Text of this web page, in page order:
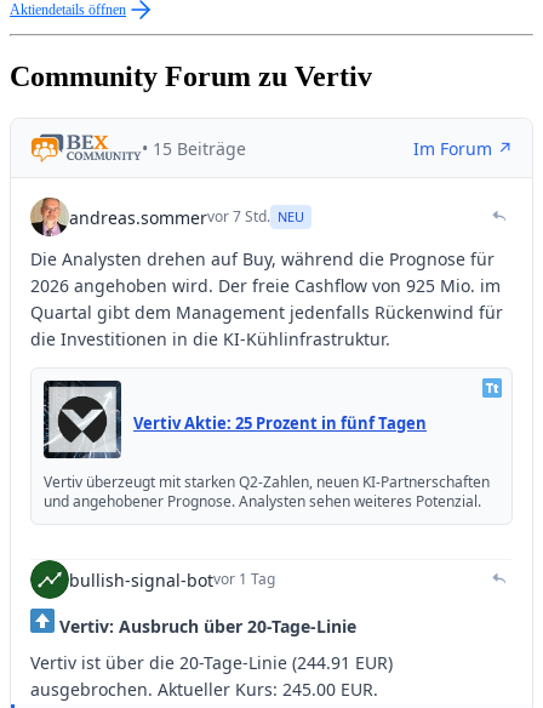
Aktiendetails öffnen
Community Forum zu Vertiv